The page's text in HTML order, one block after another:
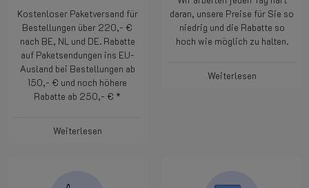
Kostenloser Paketversand für
Bestellungen über 220,- €
nach BE, NL und DE. Rabatte
auf Paketsendungen ins EU-
Ausland bei Bestellungen ab
150,- € und noch höhere
Rabatte ab 250,- € *
Weiterlesen
daran, unsere Preise für Sie so
niedrig und die Rabatte so
hoch wie möglich zu halten.
Weiterlesen